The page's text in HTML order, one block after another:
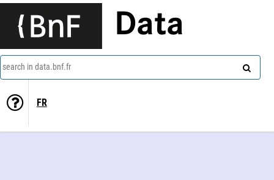
Data
search in data.bnf.fr
FR